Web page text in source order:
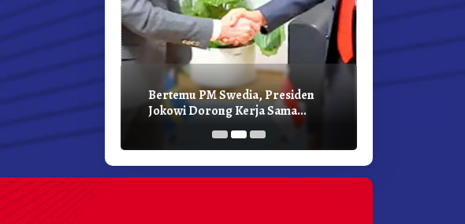
Bertemu PM Swedia, Presiden
Jokowi Dorong Kerja Sama
Pembangunan Hijau